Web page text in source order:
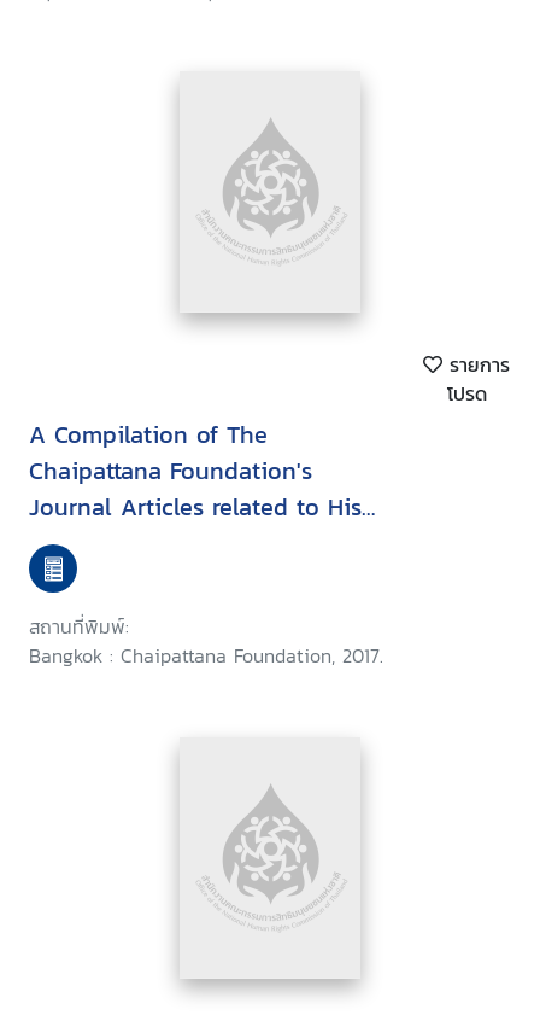
รายการ
โปรด
A Compilation of The
Chaipattana Foundation's
Journal Articles related to His
Majesty King Bhumibol
สถานที่พิมพ์:
Bangkok : Chaipattana Foundation, 2017.